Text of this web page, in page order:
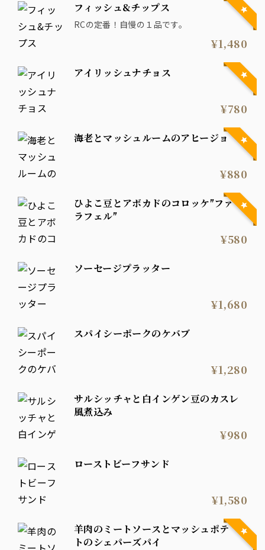
フィッシュ&チップス
RCの定番！自慢の１品です。
¥1,480
アイリッシュナチョス
¥780
海老とマッシュルームのアヒージョ
¥880
ひよこ豆とアボカドのコロッケ″ファ
ラフェル″
¥580
ソーセージプラッター
¥1,680
スパイシーポークのケバブ
¥1,280
サルシッチャと白インゲン豆のカスレ
風煮込み
¥980
ローストビーフサンド
¥1,580
羊肉のミートソースとマッシュポテ
トのシェパーズパイ